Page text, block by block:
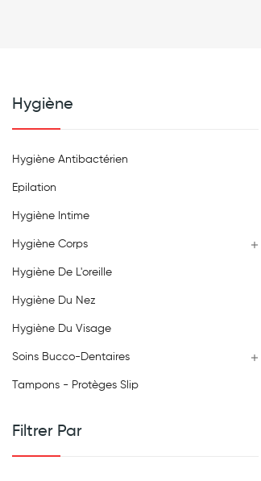
Hygiène
Hygiène Antibactérien
Epilation
Hygiène Intime
Hygiène Corps 
Hygiène De L'oreille
Hygiène Du Nez
Hygiène Du Visage
Soins Bucco-Dentaires 
Tampons - Protèges Slip
Filtrer Par